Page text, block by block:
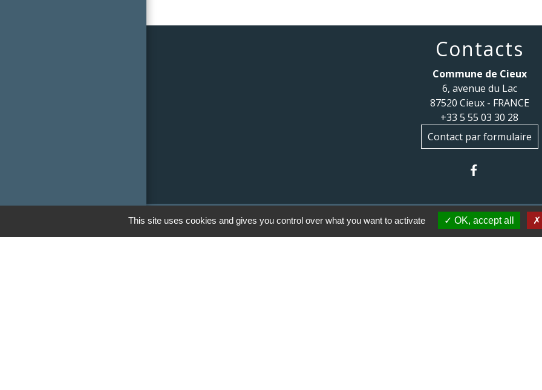
Contacts
Commune de Cieux
6, avenue du Lac
87520 Cieux - FRANCE
+33 5 55 03 30 28
Contact par formulaire
This site uses cookies and gives you control over what you want to activate OK, accept all